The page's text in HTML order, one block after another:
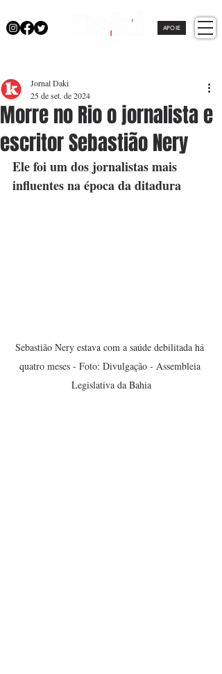
APOIE
Morre no Rio o jornalista e
escritor Sebastião Nery
Jornal Daki
25 de set. de 2024
Ele foi um dos jornalistas mais
influentes na época da ditadura
Sebastião Nery estava com a saúde debilitada há
quatro meses - Foto: Divulgação - Assembleia
Legislativa da Bahia